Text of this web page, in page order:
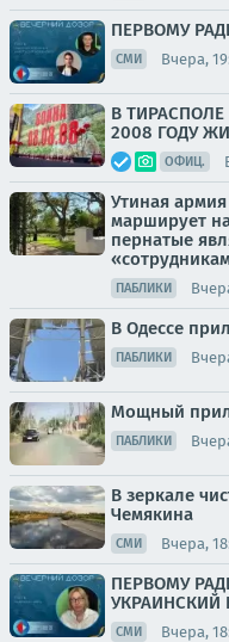
ПЕРВОМУ
СМИ Вчера,
В
2008 ГОДУ
ОФИЦ.
Утиная
марширует
пернатые
ПАБЛИКИ
В Одессе
ПАБЛИКИ
Мощный
ПАБЛИКИ
В зеркале
Чемякина
СМИ Вчера,
ПЕРВОМУ
УКРАИНСКИЙ
СМИ Вчера,